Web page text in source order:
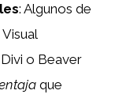
: Algunos de
o Beaver
que